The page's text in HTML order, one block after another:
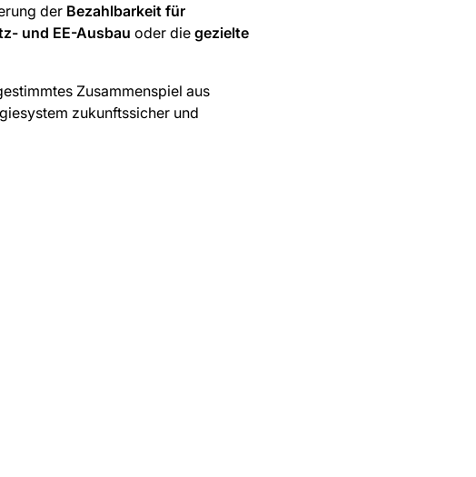
der Bezahlbarkeit für
und EE-Ausbau oder die gezielte
Zusammenspiel aus
zukunftssicher und